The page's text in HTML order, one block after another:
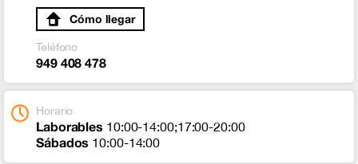
Cómo llegar
Teléfono
949 408 478
Horario
Laborables 10:00-14:00;17:00-20:00
Sábados 10:00-14:00